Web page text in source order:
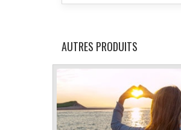
AUTRES PRODUITS